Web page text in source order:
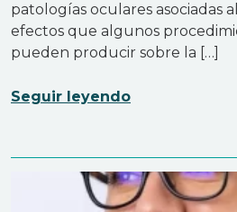
patologías oculares asociadas
efectos que algunos
pueden producir sobre la […]
Seguir leyendo